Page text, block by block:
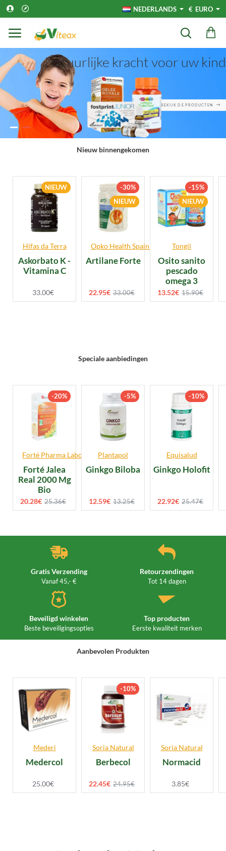
Viteax.com NEDERLANDS € EURO
Natuurlijke kracht voor uw kind
BEKIJK DE PRODUCTEN
Nieuw binnengekomen
NIEUW
Hifas da Terra
Askorbato K -
Vitamina C
33.00€
NIEUW
-30%
Opko Health Spain S.L.U.
Artilane Forte
22.95€ 33.00€
NIEUW
-15%
Tongil
Osito sanito
pescado
omega 3
13.52€ 15.90€
Speciale aanbiedingen
-20%
Forté Pharma Laboratories
Forté Jalea
Real 2000 Mg
Bio
20.28€ 25.36€
-5%
Plantapol
Ginkgo Biloba
12.59€ 13.25€
-10%
Equisalud
Ginkgo Holofit
22.92€ 25.47€
Gratis Verzending
Vanaf 45,- €
Retourzendingen
Tot 14 dagen
Beveiligd winkelen
Beste beveiligingsopties
Top producten
Eerste kwaliteit merken
Aanbevolen Produkten
Mederi
Medercol
25.00€
-10%
Soria Natural
Berbecol
22.45€ 24.95€
Soria Natural
Normacid
3.85€